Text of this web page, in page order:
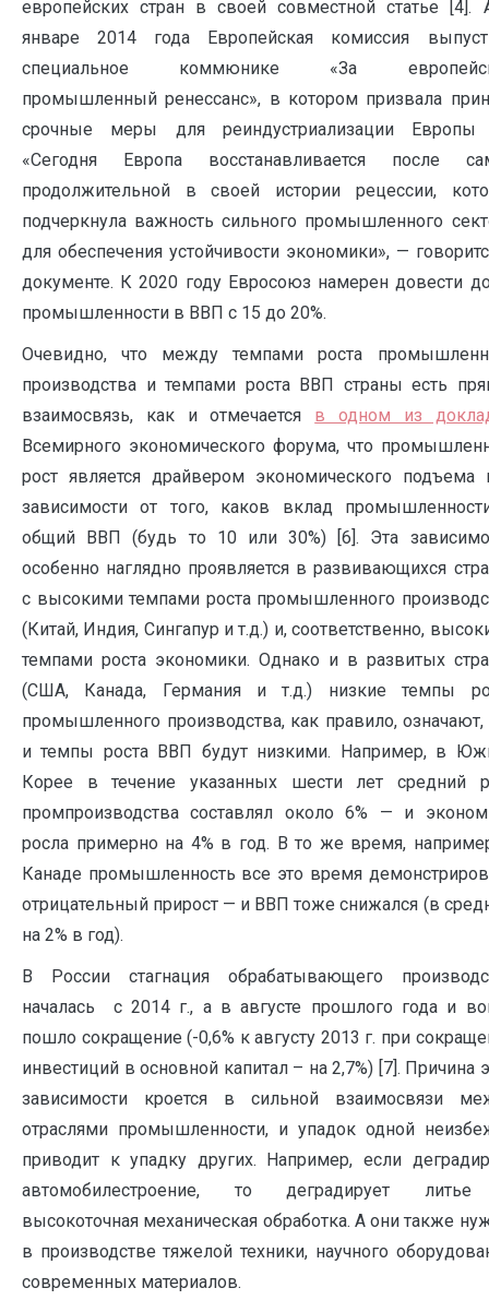
европейских стран в своей совместной статье [4].
январе 2014 года Европейская комиссия
специальное коммюнике «За
промышленный ренессанс», в котором призвала
срочные меры для реиндустриализации Европы
«Сегодня Европа восстанавливается после
продолжительной в своей истории рецессии,
подчеркнула важность сильного промышленного
для обеспечения устойчивости экономики», —
документе. К 2020 году Евросоюз намерен довести
промышленности в ВВП с 15 до 20%.
Очевидно, что между темпами роста
производства и темпами роста ВВП страны есть
взаимосвязь, как и отмечается в одном из
Всемирного экономического форума, что
рост является драйвером экономического подъема
зависимости от того, каков вклад
общий ВВП (будь то 10 или 30%) [6]. Эта
особенно наглядно проявляется в развивающихся
с высокими темпами роста промышленного
(Китай, Индия, Сингапур и т.д.) и, соответственно,
темпами роста экономики. Однако и в развитых
(США, Канада, Германия и т.д.) низкие темпы
промышленного производства, как правило, означают,
и темпы роста ВВП будут низкими. Например, в
Корее в течение указанных шести лет средний
промпроизводства составлял около 6% — и
росла примерно на 4% в год. В то же время,
Канаде промышленность все это время
отрицательный прирост — и ВВП тоже снижался (в
на 2% в год).
В России стагнация обрабатывающего
началась с 2014 г., а в августе прошлого года и
пошло сокращение (-0,6% к августу 2013 г. при
инвестиций в основной капитал – на 2,7%) [7]. Причина
зависимости кроется в сильной взаимосвязи
отраслями промышленности, и упадок одной
приводит к упадку других. Например, если
автомобилестроение, то деградирует
высокоточная механическая обработка. А они также
в производстве тяжелой техники, научного
современных материалов.